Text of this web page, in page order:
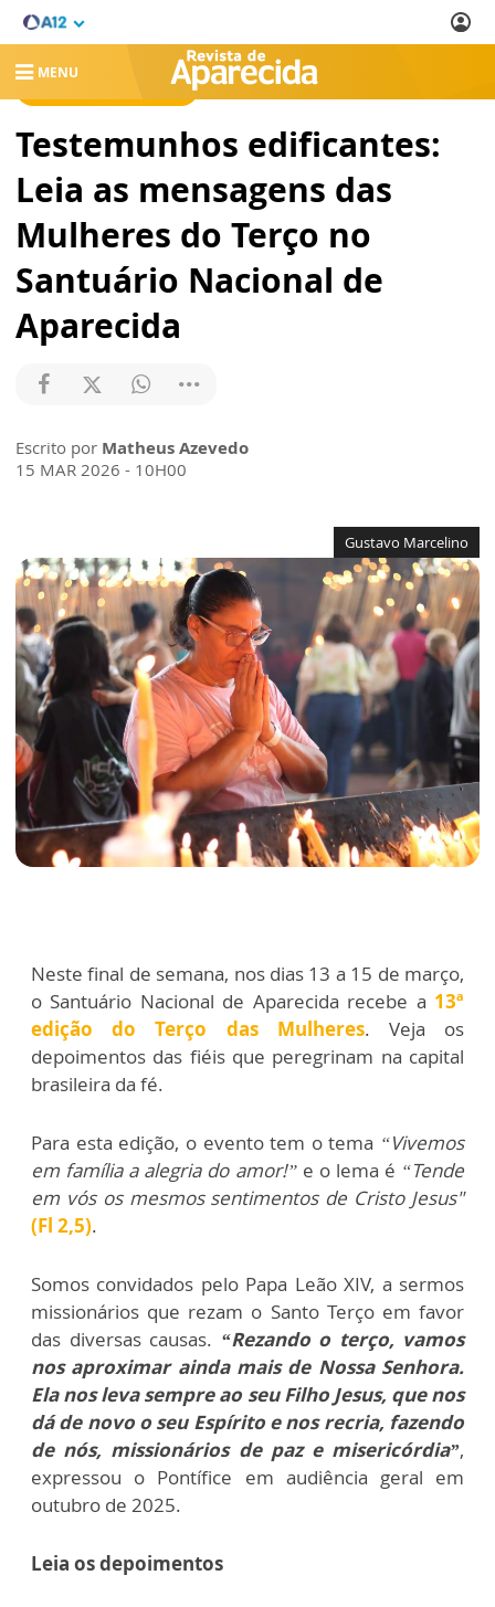
MENU
REVISTA DE APARECIDA
Testemunhos edificantes:
Leia as mensagens das
Mulheres do Terço no
Santuário Nacional de
Aparecida
Escrito por Matheus Azevedo
15 MAR 2026 - 10H00
Gustavo Marcelino
Neste final de semana, nos dias 13 a 15 de março,
o Santuário Nacional de Aparecida recebe a 13ª
edição do Terço das Mulheres. Veja os
depoimentos das fiéis que peregrinam na capital
brasileira da fé.
Para esta edição, o evento tem o tema “Vivemos
em família a alegria do amor!”e o lema é “Tende
em vós os mesmos sentimentos de Cristo Jesus"
(Fl 2,5).
Somos convidados pelo Papa Leão XIV, a sermos
missionários que rezam o Santo Terço em favor
das diversas causas. “Rezando o terço, vamos
nos aproximar ainda mais de Nossa Senhora.
Ela nos leva sempre ao seu Filho Jesus, que nos
dá de novo o seu Espírito e nos recria, fazendo
de nós, missionários de paz e misericórdia”,
expressou o Pontífice em audiência geral em
outubro de 2025.
Leia os depoimentos